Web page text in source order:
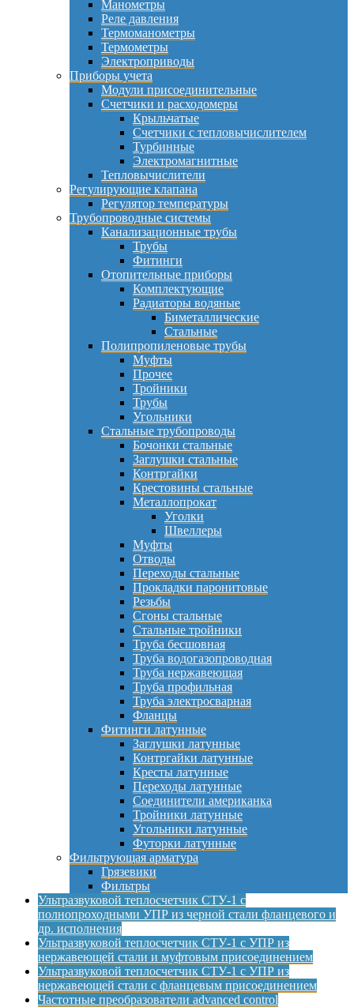
Манометры
Реле давления
Термоманометры
Термометры
Электроприводы
Приборы учета
Модули присоединительные
Счетчики и расходомеры
Крыльчатые
Счетчики с тепловычислителем
Турбинные
Электромагнитные
Тепловычислители
Регулирующие клапана
Регулятор температуры
Трубопроводные системы
Канализационные трубы
Трубы
Фитинги
Отопительные приборы
Комплектующие
Радиаторы водяные
Биметаллические
Стальные
Полипропиленовые трубы
Муфты
Прочее
Тройники
Трубы
Угольники
Стальные трубопроводы
Бочонки стальные
Заглушки стальные
Контргайки
Крестовины стальные
Металлопрокат
Уголки
Швеллеры
Муфты
Отводы
Переходы стальные
Прокладки паронитовые
Резьбы
Сгоны стальные
Стальные тройники
Труба бесшовная
Труба водогазопроводная
Труба нержавеющая
Труба профильная
Труба электросварная
Фланцы
Фитинги латунные
Заглушки латунные
Контргайки латунные
Кресты латунные
Переходы латунные
Соединители американка
Тройники латунные
Угольники латунные
Футорки латунные
Фильтрующая арматура
Грязевики
Фильтры
Ультразвуковой теплосчетчик СТУ-1 с
полнопроходными УПР из черной стали фланцевого и
др. исполнения
Ультразвуковой теплосчетчик СТУ-1 с УПР из
нержавеющей стали и муфтовым присоединением
Ультразвуковой теплосчетчик СТУ-1 с УПР из
нержавеющей стали с фланцевым присоединением
Частотные преобразователи advanced control